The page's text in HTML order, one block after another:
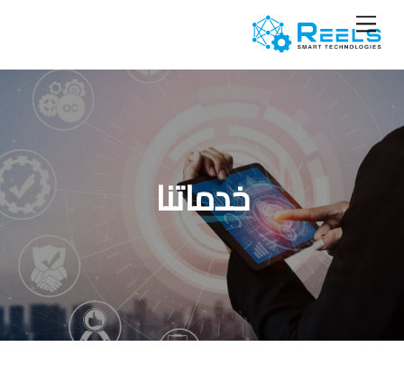
content
Menu
خدماتنا